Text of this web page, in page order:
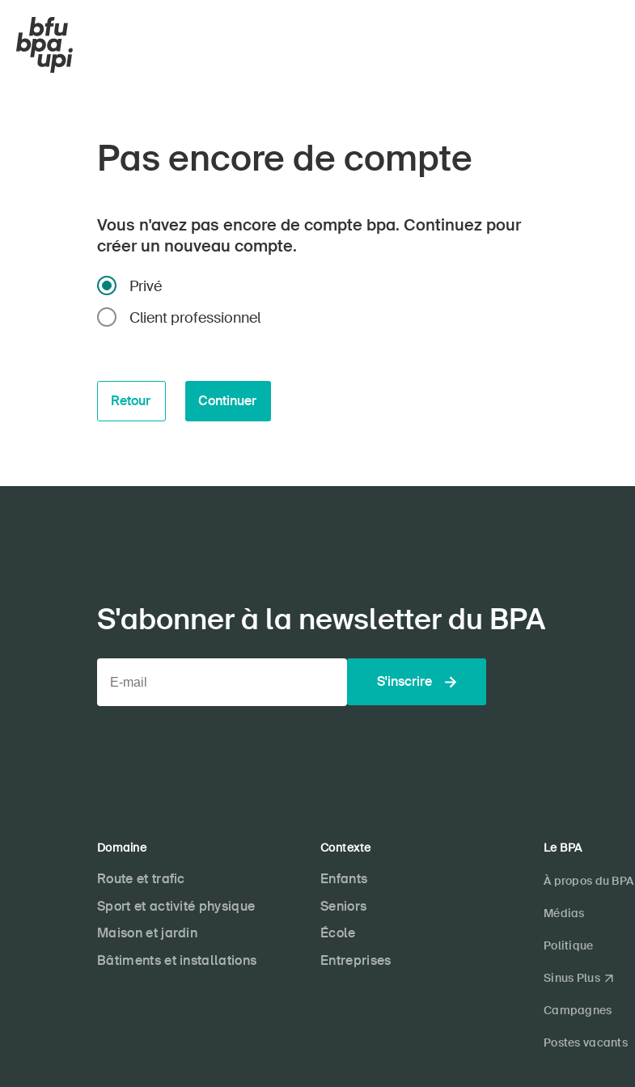
Pas encore de compte
Vous n'avez pas encore de compte bpa. Continuez pour
créer un nouveau compte.
Privé
Client professionnel
Retour Continuer
S'abonner à la newsletter du BPA
S'inscrire
Domaine
Route et trafic
Sport et activité physique
Maison et jardin
Bâtiments et installations
Contexte
Enfants
Seniors
École
Entreprises
Le BPA
À propos du BPA
Médias
Politique
Sinus Plus
Campagnes
Postes vacants